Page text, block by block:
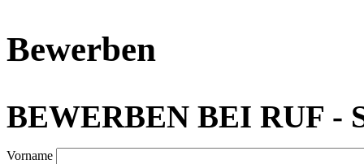
Bewerben
BEWERBEN BEI RUF -
Vorname